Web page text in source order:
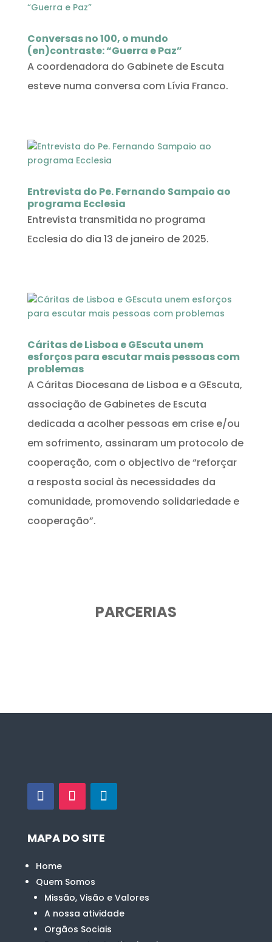
Conversas no 100, o mundo
(en)contraste: “Guerra e Paz”
A coordenadora do Gabinete de Escuta
esteve numa conversa com Lívia Franco.
Entrevista do Pe. Fernando Sampaio ao
programa Ecclesia
Entrevista transmitida no programa
Ecclesia do dia 13 de janeiro de 2025.
Cáritas de Lisboa e GEscuta unem
esforços para escutar mais pessoas com
problemas
A Cáritas Diocesana de Lisboa e a GEscuta,
associação de Gabinetes de Escuta
dedicada a acolher pessoas em crise e/ou
em sofrimento, assinaram um protocolo de
cooperação, com o objectivo de “reforçar
a resposta social às necessidades da
comunidade, promovendo solidariedade e
cooperação”.
PARCERIAS
MAPA DO SITE
Home
Quem Somos
Missão, Visão e Valores
A nossa atividade
Orgãos Sociais